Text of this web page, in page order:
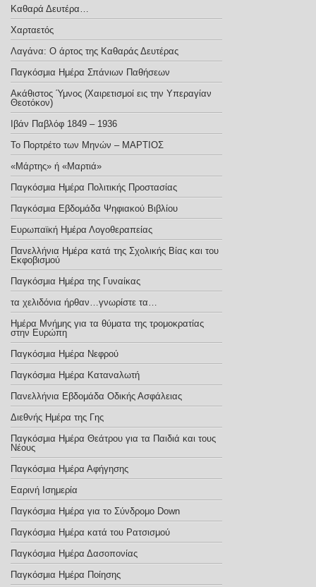
Καθαρά Δευτέρα…
Χαρταετός
Λαγάνα: Ο άρτος της Καθαράς Δευτέρας
Παγκόσμια Ημέρα Σπάνιων Παθήσεων
Ακάθιστος Ύμνος (Χαιρετισμοί εις την Υπεραγίαν
Θεοτόκον)
Ιβάν Παβλόφ 1849 – 1936
Το Πορτρέτο των Μηνών – ΜΑΡΤΙΟΣ
«Μάρτης» ή «Μαρτιά»
Παγκόσμια Ημέρα Πολιτικής Προστασίας
Παγκόσμια Εβδομάδα Ψηφιακού Βιβλίου
Ευρωπαϊκή Ημέρα Λογοθεραπείας
Πανελλήνια Ημέρα κατά της Σχολικής Βίας και του
Εκφοβισμού
Παγκόσμια Ημέρα της Γυναίκας
τα χελιδόνια ήρθαν…γνωρίστε τα…
Ημέρα Μνήμης για τα θύματα της τρομοκρατίας
στην Ευρώπη
Παγκόσμια Ημέρα Νεφρού
Παγκόσμια Ημέρα Καταναλωτή
Πανελλήνια Εβδομάδα Οδικής Ασφάλειας
Διεθνής Ημέρα της Γης
Παγκόσμια Ημέρα Θεάτρου για τα Παιδιά και τους
Νέους
Παγκόσμια Ημέρα Αφήγησης
Εαρινή Ισημερία
Παγκόσμια Ημέρα για το Σύνδρομο Down
Παγκόσμια Ημέρα κατά του Ρατσισμού
Παγκόσμια Ημέρα Δασοπονίας
Παγκόσμια Ημέρα Ποίησης